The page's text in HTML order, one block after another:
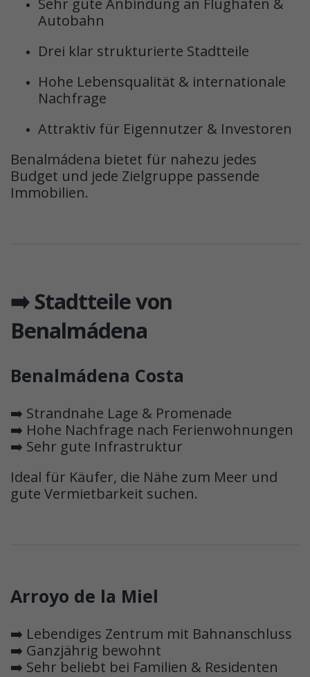
Sehr gute Anbindung an Flughafen &
Autobahn
Drei klar strukturierte Stadtteile
Hohe Lebensqualität & internationale
Nachfrage
Attraktiv für Eigennutzer & Investoren
Benalmádena bietet für nahezu jedes
Budget und jede Zielgruppe passende
Immobilien.
➡️ Stadtteile von
Benalmádena
Benalmádena Costa
➡️ Strandnahe Lage & Promenade
➡️ Hohe Nachfrage nach Ferienwohnungen
➡️ Sehr gute Infrastruktur
Ideal für Käufer, die Nähe zum Meer und
gute Vermietbarkeit suchen.
Arroyo de la Miel
➡️ Lebendiges Zentrum mit Bahnanschluss
➡️ Ganzjährig bewohnt
➡️ Sehr beliebt bei Familien & Residenten